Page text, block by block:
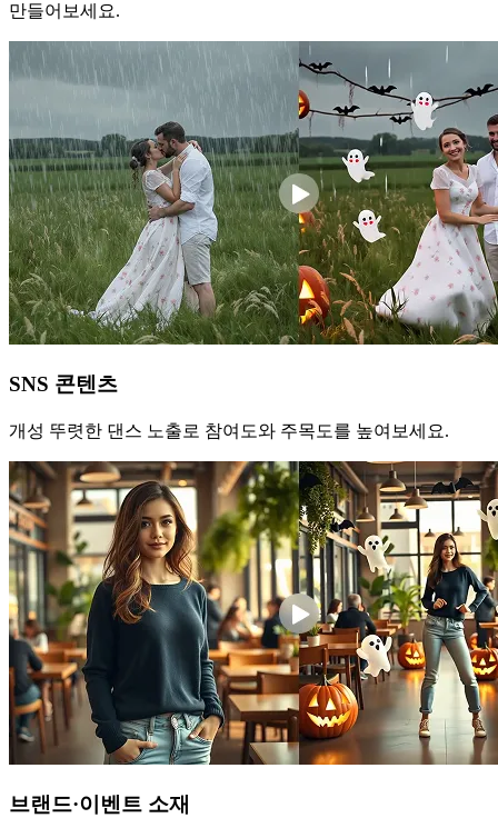
만들어보세요.
SNS 콘텐츠
개성 뚜렷한 댄스 노출로 참여도와 주목도를 높여보세요.
브랜드·이벤트 소재